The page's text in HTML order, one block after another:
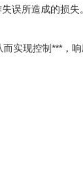
误所造成的损失。
实现控制***，